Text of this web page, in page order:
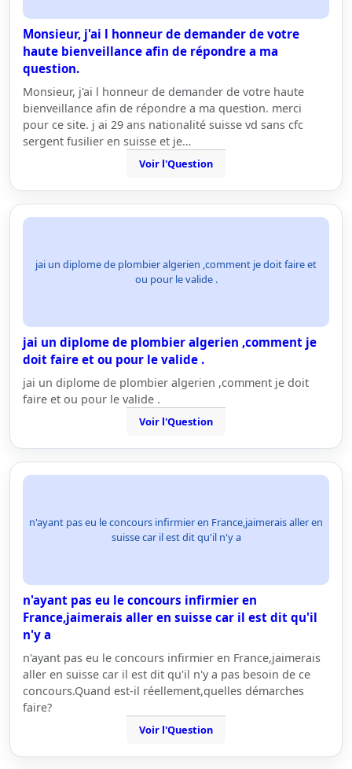
Monsieur, j'ai l honneur de demander de votre
haute bienveillance afin de répondre a ma
question.
Monsieur, j'ai l honneur de demander de votre haute
bienveillance afin de répondre a ma question. merci
pour ce site. j ai 29 ans nationalité suisse vd sans cfc
sergent fusilier en suisse et je…
Voir l'Question
jai un diplome de plombier algerien ,comment je doit faire et
ou pour le valide .
jai un diplome de plombier algerien ,comment je
doit faire et ou pour le valide .
jai un diplome de plombier algerien ,comment je doit
faire et ou pour le valide .
Voir l'Question
n'ayant pas eu le concours infirmier en France,jaimerais aller en
suisse car il est dit qu'il n'y a
n'ayant pas eu le concours infirmier en
France,jaimerais aller en suisse car il est dit qu'il
n'y a
n'ayant pas eu le concours infirmier en France,jaimerais
aller en suisse car il est dit qu'il n'y a pas besoin de ce
concours.Quand est-il réellement,quelles démarches
faire?
Voir l'Question